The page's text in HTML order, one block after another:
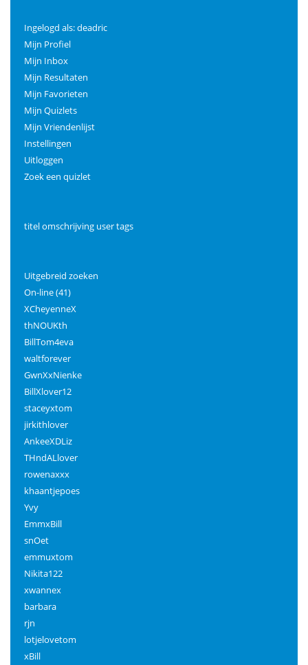
Ingelogd als: deadric
Mijn Profiel
Mijn Inbox
Mijn Resultaten
Mijn Favorieten
Mijn Quizlets
Mijn Vriendenlijst
Instellingen
Uitloggen
Zoek een quizlet
titel omschrijving user tags
Uitgebreid zoeken
On-line (41)
XCheyenneX
thNOUKth
BillTom4eva
waltforever
GwnXxNienke
BillXlover12
staceyxtom
jirkithlover
AnkeeXDLiz
THndALlover
rowenaxxx
khaantjepoes
Yvy
EmmxBill
snOet
emmuxtom
Nikita122
xwannex
barbara
rjn
lotjelovetom
xBill